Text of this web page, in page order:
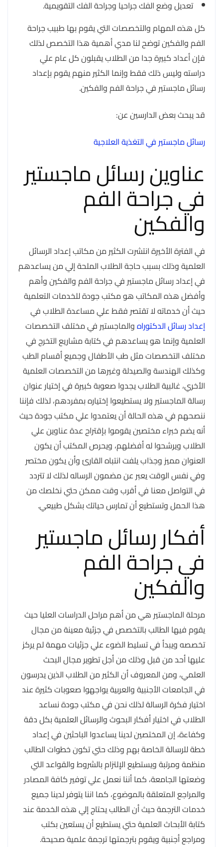
تعديل وضع الفك جراحيا وجراحة الفك التقويمية.
كل هذه المهام والتخصصات التي يقوم بها طبيب جراحة
الفم والفكين توضح لنا مدي أهمية هذا التخصص لذلك
فإن أعداد كبيرة جدا من الطلاب يقبلون كل عام علي
دراسته وليس ذلك فقط وإنما الكثير منهم يقوم بإعداد
رسائل ماجستير في جراحة الفم والفكين.
قد يبحث بعض الدارسين عن:
رسائل ماجستير في التغذية العلاجية
عناوين رسائل ماجستير
في جراحة الفم
والفكين
في الفترة الأخيرة انتشرت الكثير من مكاتب إعداد الرسائل
العلمية وذلك بسبب حاجة الطلاب الملحة إلي من يساعدهم
في إعداد رسائل ماجستير في جراحة الفم والفكين وأهم
وأفضل هذه المكاتب هو مكتب جودة للخدمات التعلمية
حيث أن خدماته لا تقتصر فقط علي مساعدة الطلاب في
إعداد رسائل الدكتوراهوالماجستير في مختلف التخصصات
العلمية وإنما هو يساعدهم في كتابة مشاريع التخرج في
مختلف التخصصات مثل طب الأطفال وجميع أقسام الطب
وكذلك الهندسة والصيدلة وغيرها من التخصصات العلمية
الأخري، غالبية الطلاب يجدوا صعوبة كبيرة في إختيار عنوان
رسالة الماجستير ولا يستطيعوا إختياره بمفردهم، لذلك فإننا
ننصحهم في هذه الحالة أن يعتمدوا علي مكتب جودة حيث
أنه يضم خبراء مختصين يقوموا بإقتراح عدة عناوين علي
الطلاب ويرشحوا له أفضلهم، ويحرص المكتب أن يكون
العنوان مميز وجذاب يلفت انتباه القارئ وأن يكون مختصر
وفي نفس الوقت يعبر عن مضمون الرساله لذلك لا تتردد
في التواصل معنا في أقرب وقت ممكن حتي نخلصك من
هذا الحمل وتستطيع أن تمارس حياتك بشكل طبيعي.
أفكار رسائل ماجستير
في جراحة الفم
والفكين
مرحلة الماجستير هي من أهم مراحل الدراسات العليا حيث
يقوم فيها الطالب بالتخصص في جزئية معينة من مجال
تخصصه ويبدأ في تسليط الضوء علي جزئيات مهمة لم يركز
عليها أحد من قبل وذلك من أجل تطوير مجال البحث
العلمي، ومن المعروف أن الكثير من الطلاب الذين يدرسون
في الجامعات الأجنبية والعربية يواجهوا صعوبات كثيرة عند
اختيار فكرة الرسالة لذلك نحن في مكتب جودة نساعد
الطلاب في اختيار أفكار البحوث والرسائل العلمية بكل دقة
وكفاءة، إن المختصين لدينا يساعدوا الباحثين في إعداد
خطة للرسالة الخاصة بهم وذلك حتي تكون خطوات الطالب
منظمة ومرتبة ويستطيع الإلتزام بالشروط والقواعد التي
وضعتها الجامعة، كما أننا نعمل علي توفير كافة المصادر
والمراجع المتعلقة بالموضوع، كما اننا يتوفر لدينا جميع
خدمات الترجمة حيث أن الطالب يحتاج إلي هذه الخدمة عند
كتابة الأبحاث العلمية حتي يستطيع أن يستعين بكتب
ومراجع أجنبية ويقوم بترجمتها ترجمة علمية صحيحة.